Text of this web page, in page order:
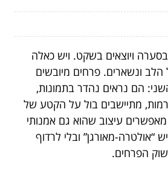
ויוצאים בשקט. ויש כאלה
ונשארים. פרחים מיובשים
השני: הם נראים נהדר בתמונות,
מתיישבים בול על הקטע של
מאפשרים עיצוב שהוא גם אמנותי
“אולטרה-מאורגן” ובלי לרדוף
הפרחים.